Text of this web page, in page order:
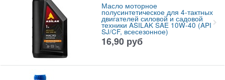
Масло моторное
полусинтетическое для 4-тактных
двигателей силовой и садовой
техники ASILAK SAE 10W-40 (API
SJ/CF, всесезонное)
16,90 руб